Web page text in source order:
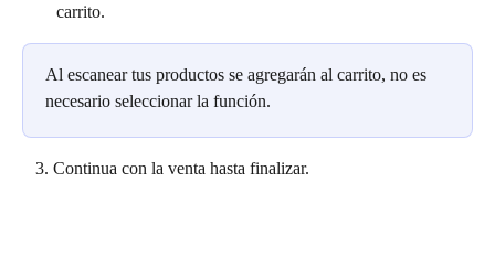
carrito.
Al escanear tus productos se agregarán al carrito, no es
necesario seleccionar la función.
   3. Continua con la venta hasta finalizar.